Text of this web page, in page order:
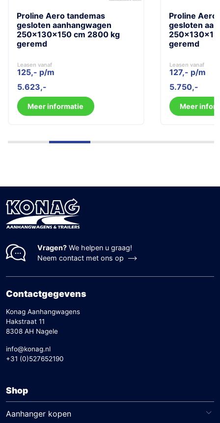
Proline Aero tandemas
gesloten aanhangwagen
250x130x150 cm 2800 kg
geremd
Leasen vanaf
125,- p/m
5.623
Meer informatie
Proline Aero
gesloten
geremd
Leasen vanaf
127,- p/m
5.750
Meer
Vragen? We helpen u graag!
Neem contact met ons op
Contactgegevens
Konag Aanhangwagens
Hakstraat 11
8308 AH Nagele
info@konag.nl
+31 (0)527652190
Shop
Aanhanger kopen